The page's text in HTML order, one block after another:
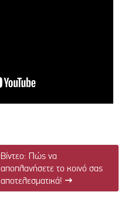
Βίντεο: Πώς να
αποπλανήσετε το κοινό σας
αποτελεσματικά! →